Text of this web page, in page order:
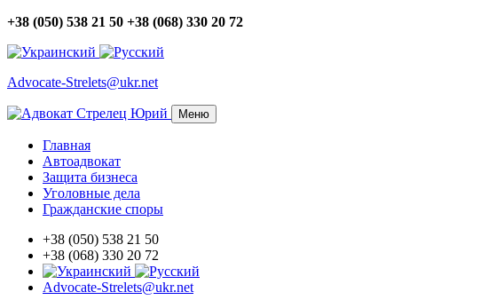
+38 (050) 538 21 50 +38 (068) 330 20 72
Advocate-Strelets@ukr.net
Меню
Главная
Автоадвокат
Защита бизнеса
Уголовные дела
Гражданские споры
+38 (050) 538 21 50
+38 (068) 330 20 72
Advocate-Strelets@ukr.net